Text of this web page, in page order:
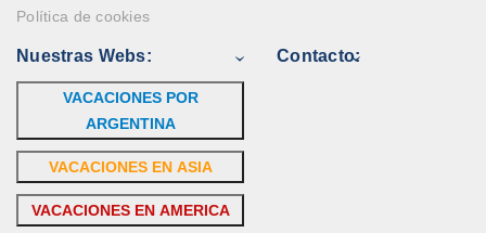
Política de cookies
Nuestras Webs:
VACACIONES POR
ARGENTINA
VACACIONES EN ASIA
VACACIONES EN AMERICA
Contacto: